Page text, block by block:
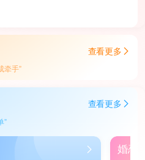
查看更多
牵手”
查看更多
”
婚恋